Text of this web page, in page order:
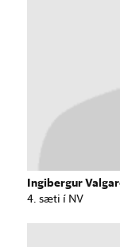
Ingibergur
4. sæti í NV